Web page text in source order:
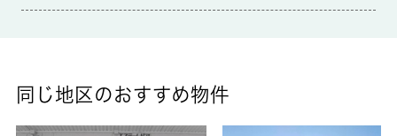
同じ地区のおすすめ物件